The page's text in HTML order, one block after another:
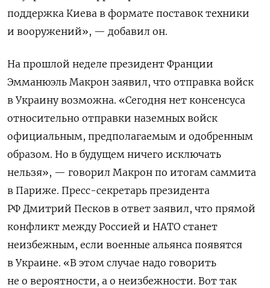
поддержка Киева в формате поставок техники
и вооружений», — добавил он.
На прошлой неделе президент Франции
Эмманюэль Макрон заявил, что отправка войск
в Украину возможна. «Сегодня нет консенсуса
относительно отправки наземных войск
официальным, предполагаемым и одобренным
образом. Но в будущем ничего исключать
нельзя», — говорил Макрон по итогам саммита
в Париже. Пресс-секретарь президента
РФ Дмитрий Песков в ответ заявил, что прямой
конфликт между Россией и НАТО станет
неизбежным, если военные альянса появятся
в Украине. «В этом случае надо говорить
не о вероятности, а о неизбежности. Вот так